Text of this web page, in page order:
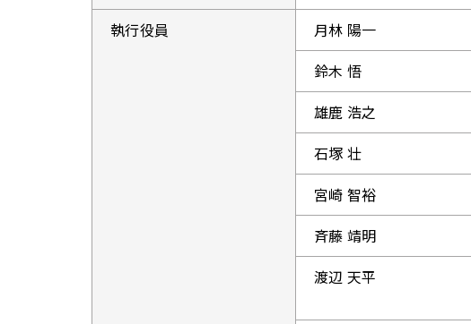
執行役員
月林 陽一
鈴木 悟
雄鹿 浩之
石塚 壮
宮崎 智裕
斉藤 靖明
渡辺 天平